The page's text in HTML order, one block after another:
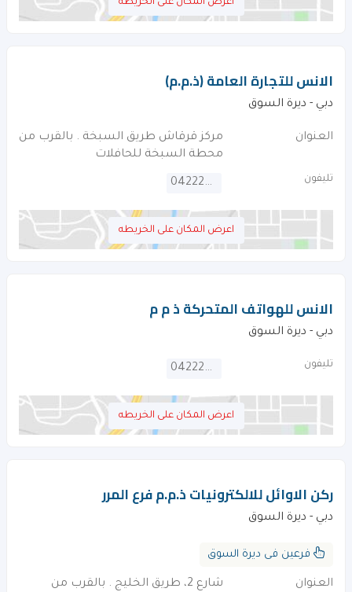
اعرض المكان على الخريطه
الانس للتجارة العامة (ذ.م.م)
دبي - ديرة السوق
العنوان
مركز قرقاش طريق السبخة . بالقرب من
محطة السبخة للحافلات
تليفون 042225022
اعرض المكان على الخريطه
الانس للهواتف المتحركة ذ م م
دبي - ديرة السوق
تليفون 042229678
اعرض المكان على الخريطه
ركن الاوائل للالكترونيات ذ.م.م فرع المرر
دبي - ديرة السوق
فرعين فى ديرة السوق
العنوان
شارع 2، طريق الخليج . بالقرب من